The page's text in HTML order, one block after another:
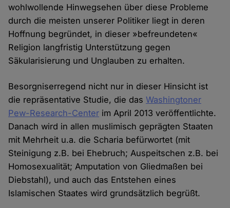
wohlwollende Hinwegsehen über diese Probleme
durch die meisten unserer Politiker liegt in deren
Hoffnung begründet, in dieser »befreundeten«
Religion langfristig Unterstützung gegen
Säkularisierung und Unglauben zu erhalten.
Besorgniserregend nicht nur in dieser Hinsicht ist
die repräsentative Studie, die dasWashingtoner
Pew-Research-Center im April 2013 veröffentlichte.
Danach wird in allen muslimisch geprägten Staaten
mit Mehrheit u.a. die Scharia befürwortet (mit
Steinigung z.B. bei Ehebruch; Auspeitschen z.B. bei
Homosexualität; Amputation von Gliedmaßen bei
Diebstahl), und auch das Entstehen eines
Islamischen Staates wird grundsätzlich begrüßt.